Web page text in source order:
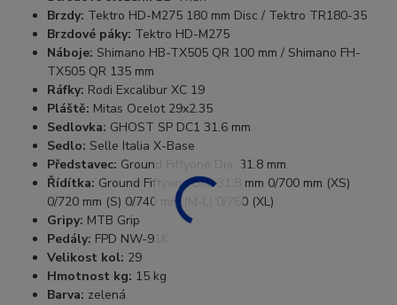
Brzdy: Tektro HD-M275 180 mm Disc / Tektro TR180-35
Brzdové páky: Tektro HD-M275
Náboje: Shimano HB-TX505 QR 100 mm / Shimano FH-
TX505 QR 135 mm
Ráfky: Rodi Excalibur XC 19
Pláště: Mitas Ocelot 29x2.35
Sedlovka: GHOST SP DC1 31.6 mm
Sedlo: Selle Italia X-Base
Představec: Ground Fiftyone Dia. 31.8 mm
Řídítka: Ground Fiftyone Dia. 31.8 mm 0/700 mm (XS)
0/720 mm (S) 0/740 mm (M-L) 0/760 (XL)
Gripy: MTB Grip
Pedály: FPD NW-91K
Velikost kol: 29
Hmotnost kg: 15 kg
Barva: zelená